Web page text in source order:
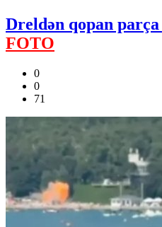
Dreldən qopan
FOTO
0
0
71